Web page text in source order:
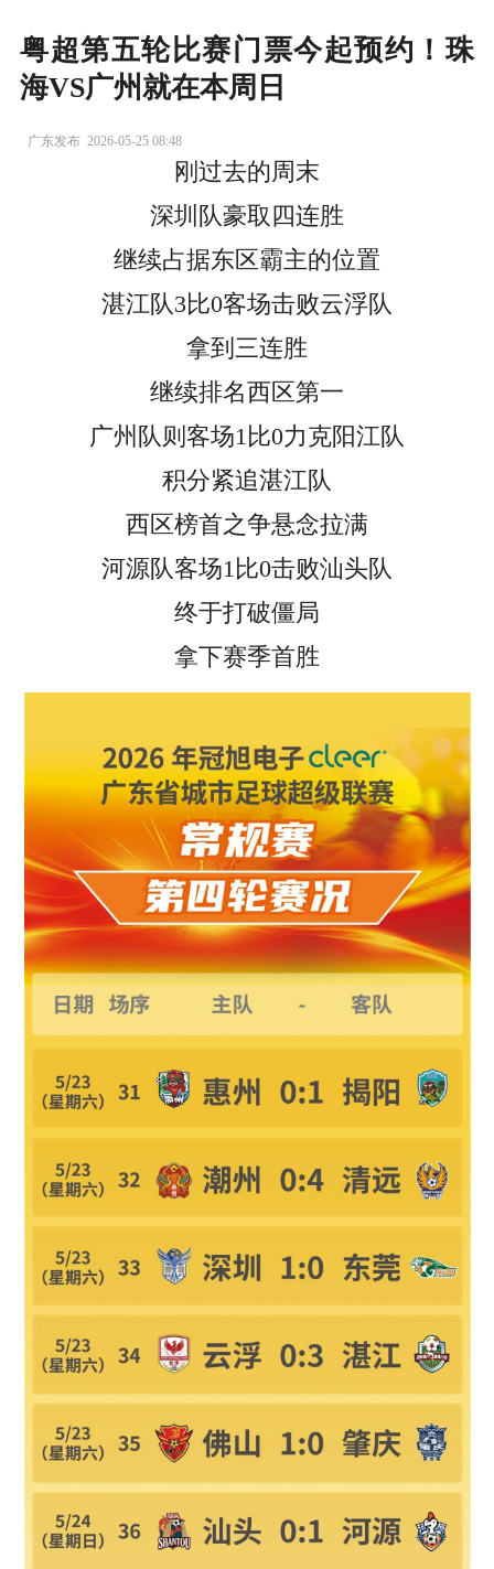
粤超第五轮比赛门票今起预约！珠
海VS广州就在本周日
广东发布 2026-05-25 08:48
刚过去的周末
深圳队豪取四连胜
继续占据东区霸主的位置
湛江队3比0客场击败云浮队
拿到三连胜
继续排名西区第一
广州队则客场1比0力克阳江队
积分紧追湛江队
西区榜首之争悬念拉满
河源队客场1比0击败汕头队
终于打破僵局
拿下赛季首胜